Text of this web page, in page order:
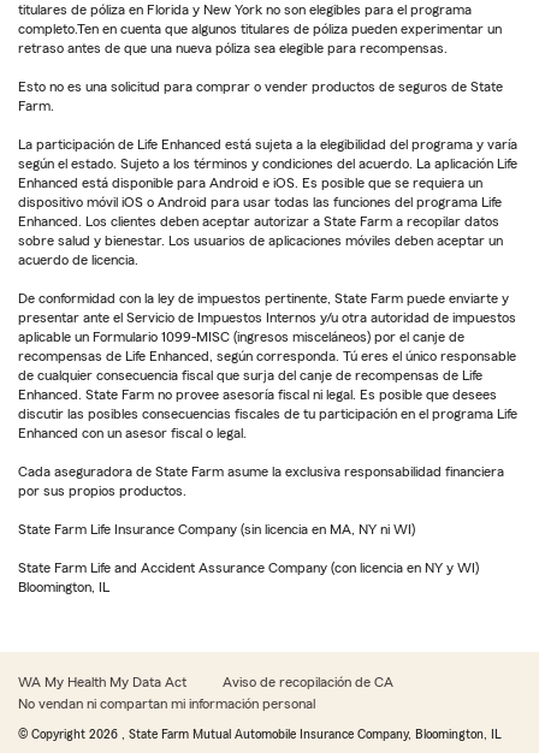
titulares de póliza en Florida y New York no son elegibles para el programa
completo.Ten en cuenta que algunos titulares de póliza pueden experimentar un
retraso antes de que una nueva póliza sea elegible para recompensas.
Esto no es una solicitud para comprar o vender productos de seguros de State
Farm.
La participación de Life Enhanced está sujeta a la elegibilidad del programa y varía
según el estado. Sujeto a los términos y condiciones del acuerdo. La aplicación Life
Enhanced está disponible para Android e iOS. Es posible que se requiera un
dispositivo móvil iOS o Android para usar todas las funciones del programa Life
Enhanced. Los clientes deben aceptar autorizar a State Farm a recopilar datos
sobre salud y bienestar. Los usuarios de aplicaciones móviles deben aceptar un
acuerdo de licencia.
De conformidad con la ley de impuestos pertinente, State Farm puede enviarte y
presentar ante el Servicio de Impuestos Internos y/u otra autoridad de impuestos
aplicable un Formulario 1099-MISC (ingresos misceláneos) por el canje de
recompensas de Life Enhanced, según corresponda. Tú eres el único responsable
de cualquier consecuencia fiscal que surja del canje de recompensas de Life
Enhanced. State Farm no provee asesoría fiscal ni legal. Es posible que desees
discutir las posibles consecuencias fiscales de tu participación en el programa Life
Enhanced con un asesor fiscal o legal.
Cada aseguradora de State Farm asume la exclusiva responsabilidad financiera
por sus propios productos.
State Farm Life Insurance Company (sin licencia en MA, NY ni WI)
State Farm Life and Accident Assurance Company (con licencia en NY y WI)
Bloomington, IL
WA My Health My Data Act
Aviso de recopilación de CA
No vendan ni compartan mi información personal
© Copyright 2026 , State Farm Mutual Automobile Insurance Company, Bloomington, IL